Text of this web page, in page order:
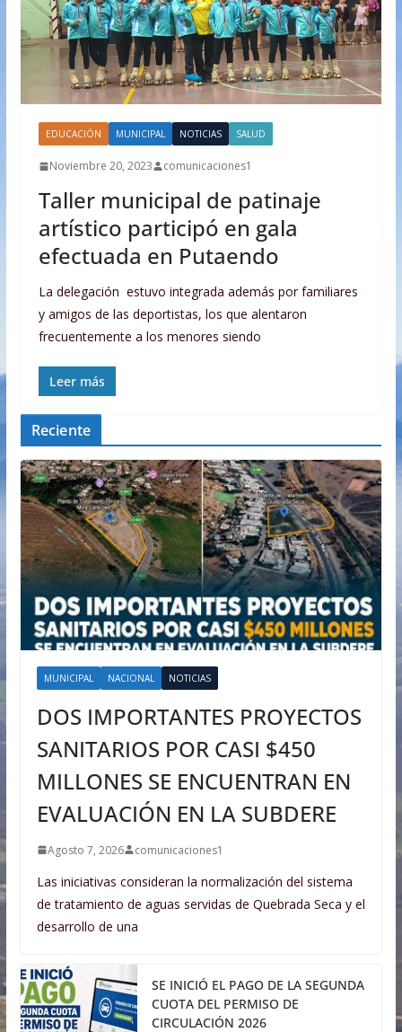
EDUCACIÓN MUNICIPAL NOTICIAS SALUD
Noviembre 20, 2023 comunicaciones1
Taller municipal de patinaje
artístico participó en gala
efectuada en Putaendo
La delegación estuvo integrada además por familiares
y amigos de las deportistas, los que alentaron
frecuentemente a los menores siendo
Leer más
Reciente
MUNICIPAL NACIONAL NOTICIAS
DOS IMPORTANTES PROYECTOS
SANITARIOS POR CASI $450
MILLONES SE ENCUENTRAN EN
EVALUACIÓN EN LA SUBDERE
Agosto 7, 2026 comunicaciones1
Las iniciativas consideran la normalización del sistema
de tratamiento de aguas servidas de Quebrada Seca y el
desarrollo de una
SE INICIÓ EL PAGO DE LA SEGUNDA
CUOTA DEL PERMISO DE
CIRCULACIÓN 2026